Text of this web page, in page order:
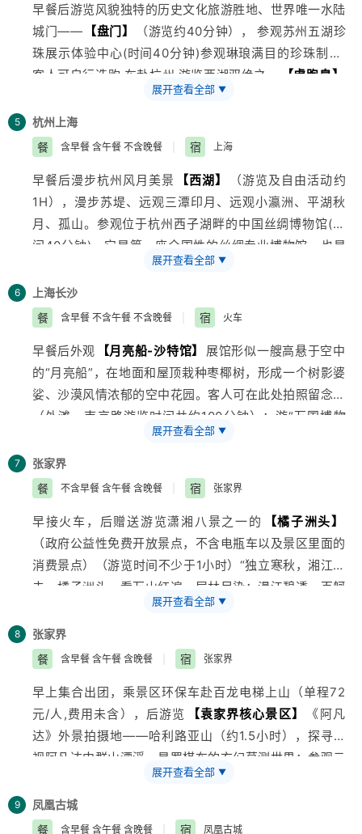
餐后入住宾馆。
早餐后游览风貌独特的历史文化旅游胜地、世界唯一水陆
城门——
【盘门】
（游览约40分钟）， 参观苏州五湖珍
珠展示体验中心(时间40分钟)参观琳琅满目的珍珠制品,
客人可自行选购.车赴杭州,游览西湖双绝之一
【虎跑泉】
（约50分钟），观济公塔院、罗汉堂、“梦虎”和济公传
说浮雕；参观西湖边大片的茶场,在杭州特产店--[问茶楼]
(时间30分钟-40分钟)赠送免费品尝龙井茶.结束行程,入
住宾馆。
展开查看全部 ▼
5 杭州 上海
餐
含早餐 含午餐 不含晚餐 宿 上海
早餐后漫步杭州风月美景 【西湖】
（游览及自由活动约
1H），漫步苏堤、远观三潭印月、远观小瀛洲、平湖秋
月、孤山。参观位于杭州西子湖畔的中国丝绸博物馆(时
间40分钟)，它是第一座全国性的丝绸专业博物馆，也是
世界上最大的丝绸博物馆。车赴绍兴，体验中国桥梁之乡
的古朴和优雅，车赴
新区】、【陆家嘴金融贸易中心】、
【东方明珠】
外景，近览环球金融贸易中心。结束行程
入住宾馆。
展开查看全部 ▼
6 上海长沙
餐
含早餐 不含午餐 不含晚餐 宿 火车
早餐后外观 【月亮船-沙特馆】
展馆形似一艘高悬于空中
的“月亮船”，在地面和屋顶栽种枣椰树，形成一个树影婆
娑、沙漠风情浓郁的空中花园。客人可在此处拍照留念。
（外滩、南京路游览时间共约100分钟）：游“万国博物
、观黄浦公园、 上海
黄浦江、陈毅塑像、万国建筑博览群等。中华第一商业街
—— 【南京路】，乘旅游
车赴浦东新区，途径南浦大桥
或杨浦大桥，在车上可观赏到东方明珠外景、金茂大厦外
景、环球金融中心外景、陆家嘴金融区、APCE会议场址
外景等。自由活动后自行返回酒店休息。下午根据火车时
间回前往长沙。
展开查看全部 ▼
7
张家界
餐
不含早餐 含午餐 含晚餐 宿 张家界
早接火车，后赠送游览潇湘八景之一的
【橘子洲头】
（政府公益性免费开放景点，不含电瓶车以及景区里面的
消费景点）（游览时间不少于1小时）“独立寒秋，湘江北
去，橘子洲头，看万山红遍，层林尽染；漫江碧透，百舸
争流…”。11:00BUS赴韶山，游【毛主席铜像广场】
【毛泽东同志故居】
席铜像制作，感受红色文化传承，学习青铜文化精髓，请
主席铜像，保百姓平安（游览时间不少于1.5小时），
15:00BUS赴张家界(约310公里）。
展开查看全部 ▼
8
张家界
餐
含早餐 含午餐 含晚餐 宿 张家界
早上集合出团，乘景区环保车赴百龙电梯上山（单程72
元/人,费用未含），后游览
【袁家界核心景区】
《阿凡
达》外景拍摄地——哈利路亚山（约1.5小时），探寻影
视阿凡达中群山漂浮、星罗棋布的玄幻莫测世界；参观云
雾飘绕、峰峦叠嶂、气势磅礴的迷魂台，及天下第一桥等
空中绝景。以不同的角度远眺张家界最大的凌空观景台—
黄石寨。后百龙电梯下山（单程72元/人,费用未含），欣
展开查看全部 ▼
9
凤凰古城
餐
含早餐 含午餐 含晚餐 宿 凤凰古城